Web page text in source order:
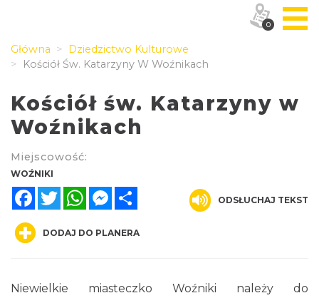
Główna
Dziedzictwo Kulturowe
Kościół Św. Katarzyny W Woźnikach
Kościół św. Katarzyny w
Woźnikach
Miejscowość:
WOŹNIKI
FacebookTwitterWhatsAppMessenger
ODSŁUCHAJ TEKST
DODAJ DO PLANERA
Niewielkie miasteczko Woźniki należy do
0